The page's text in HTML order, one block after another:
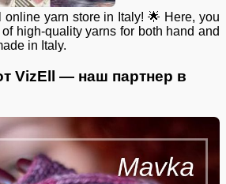
yarn store in Italy! 🌟 Here, you
high-quality yarns for both hand and
in Italy.
VizEll — наш партнер в